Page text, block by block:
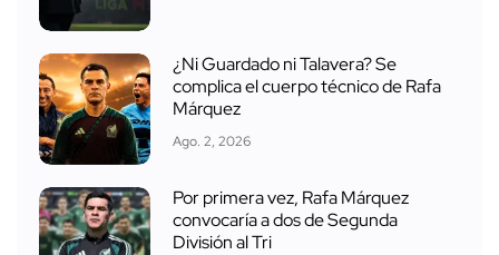
¿Ni Guardado ni Talavera? Se
complica el cuerpo técnico de Rafa
Márquez
Ago. 2, 2026
Por primera vez, Rafa Márquez
convocaría a dos de Segunda
División al Tri